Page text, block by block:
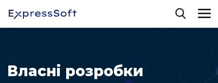
Власні розробки